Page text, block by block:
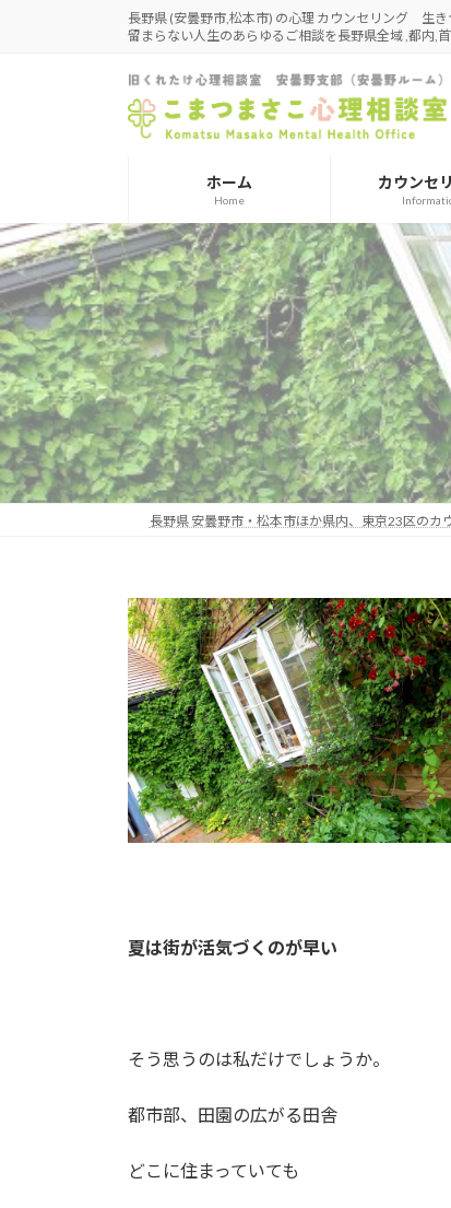
ッ
プ
移
動
長野県 (安曇野市,松本市) の心理 カウンセリング 生
留まらない人生のあらゆるご相談を長野県全域 ,都内,
ホーム
Home
カウンセ
長野県 安曇野市・松本市ほか県内、東京23区のカ
夏は街が活気づくのが早い
そう思うのは私だけでしょうか。
都市部、田園の広がる田舎
どこに住まっていても